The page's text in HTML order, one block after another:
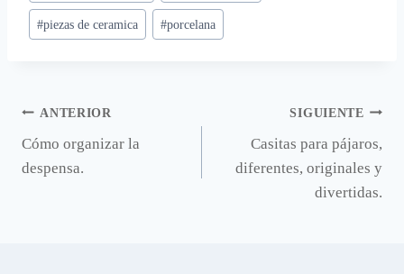
entrada:
#piezas de ceramica #porcelana
Navegación
de
ANTERIOR
Cómo organizar la
despensa.
SIGUIENTE
Casitas para pájaros,
diferentes, originales y
divertidas.